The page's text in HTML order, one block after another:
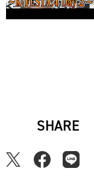
SHARE